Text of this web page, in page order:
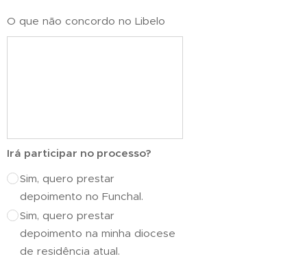
O que não concordo no Libelo
Irá participar no processo?
Sim, quero prestar
depoimento no Funchal.
Sim, quero prestar
depoimento na minha diocese
de residência atual.